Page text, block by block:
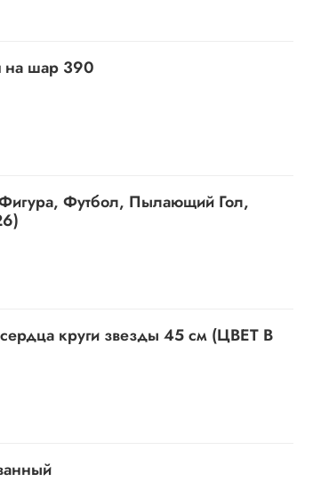
на шар 390
Футбол, Пылающий Гол,
круги звезды 45 см (ЦВЕТ В